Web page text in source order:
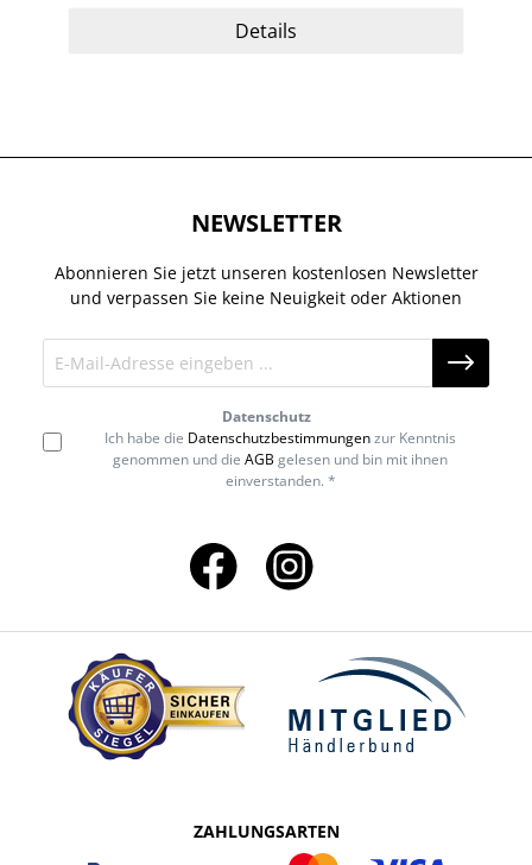
Details
NEWSLETTER
Abonnieren Sie jetzt unseren kostenlosen Newsletter
und verpassen Sie keine Neuigkeit oder Aktionen
Datenschutz
Ich habe die Datenschutzbestimmungenzur Kenntnis
genommen und die AGB gelesen und bin mit ihnen
einverstanden. *
ZAHLUNGSARTEN